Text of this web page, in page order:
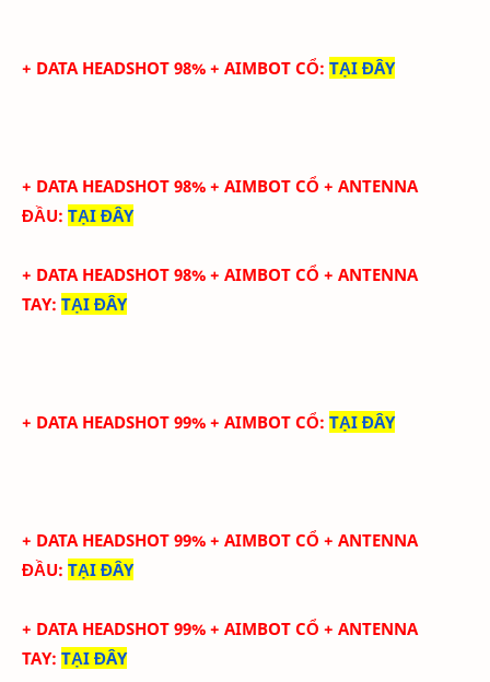
+ DATA HEADSHOT 98% + AIMBOT CỔ: TẠI ĐÂY
+ DATA HEADSHOT 98% + AIMBOT CỔ + ANTENNA
ĐẦU: TẠI ĐÂY
+ DATA HEADSHOT 98% + AIMBOT CỔ + ANTENNA
TAY: TẠI ĐÂY
+ DATA HEADSHOT 99% + AIMBOT CỔ: TẠI ĐÂY
+ DATA HEADSHOT 99% + AIMBOT CỔ + ANTENNA
ĐẦU: TẠI ĐÂY
+ DATA HEADSHOT 99% + AIMBOT CỔ + ANTENNA
TAY: TẠI ĐÂY